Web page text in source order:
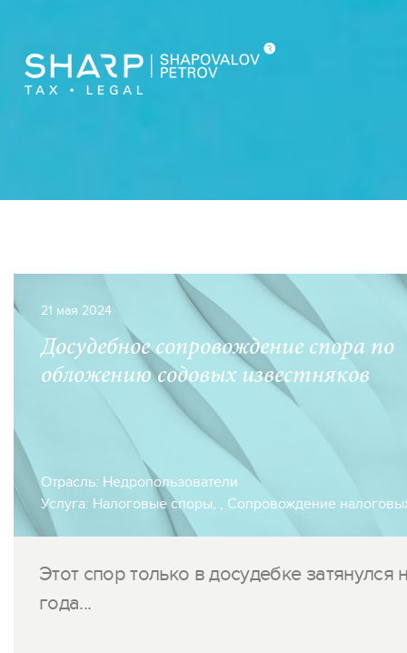
21 мая 2024
Досудебное сопровождение спора по
обложению содовых известняков
Отрасль: Недропользователи
Услуга: Налоговые споры, , Сопровождение
Этот спор только в досудебке затянулся
года...